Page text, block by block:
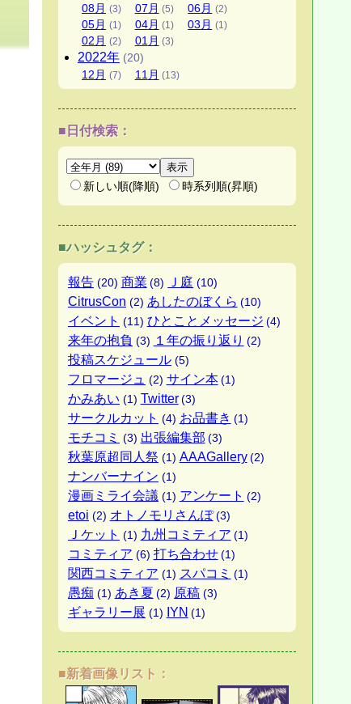
08月 (3) 07 月 (5) 06月 (2)
05月 (1) 04月 (1) 03 月 (1)
02 月 (2) 01 月 (3)
2022年 (20)
12 月 (7) 11 月 (13)
■日付検索：
新しい順(降順) 時系列順(昇順)
■ハッシュタグ：
報告 (20) 商業 (8) Ｊ庭 (10)
CitrusCon (2) あしたのぼくら (10)
イベント (11) ひとことメッセージ (4)
来年の抱負 (3) １年の振り返り (2)
投稿スケジュール (5)
フロマージュ (2) サイン本 (1)
かみあい (1) Twitter (3)
サークルカット (4) お品書き (1)
モチコミ (3) 出張編集部 (3)
秋葉原超同人祭 (1) AAAGallery (2)
ナンバーナイン (1)
漫画ミライ会議 (1) アンケート (2)
etoi (2) オトノモリさんぽ (3)
Ｊケット (1) 九州コミティア (1)
コミティア (6) 打ち合わせ (1)
関西コミティア (1) スパコミ (1)
愚痴 (1) あき夏 (2) 原稿 (3)
ギャラリー展 (1) IYN (1)
■新着画像リスト：